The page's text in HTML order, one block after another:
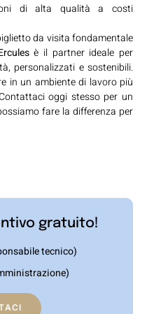
di alta qualità a costi
da visita fondamentale
è il partner ideale per
personalizzati e sostenibili.
in un ambiente di lavoro più
oggi stesso per un
fare la differenza per
gratuito!
tecnico)